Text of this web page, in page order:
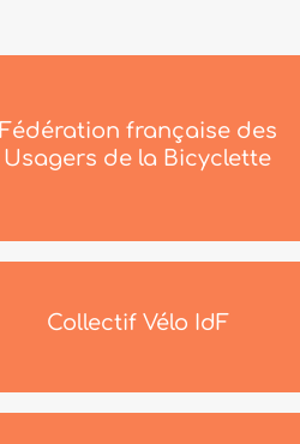
Fédération française des
Usagers de la Bicyclette
Collectif Vélo IdF